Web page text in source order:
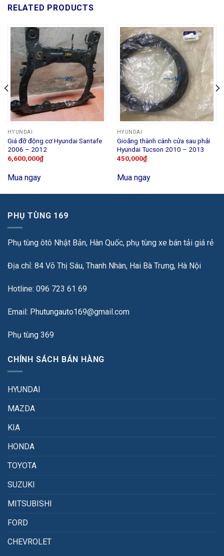
RELATED PRODUCTS
HYUNDAI
Giá đỡ động cơ Hyundai Santafe
2006 – 2012
6,600,000₫
Mua ngay
HYUNDAI
Gioăng thành cánh cửa sau phải
Hyundai Tucson 2010 – 2013
450,000₫
Mua ngay
PHỤ TÙNG 169
Phụ tùng ôtô Nhật Bản, Hàn Quốc, phụ tùng xe bán tải giá rẻ
Địa chỉ: 84 Võ Thị Sáu, Thanh Nhàn, Hai Bà Trưng, Hà Nội
Hotline: 096 723 61 69
Email: Phutungauto169@gmail.com
Phụ tùng 369
CHÍNH SÁCH BÁN HÀNG
HYUNDAI
MAZDA
KIA
HONDA
TOYOTA
SUZUKI
MITSUBISHI
FORD
CHEVROLET